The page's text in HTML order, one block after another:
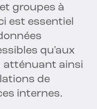
groupes à
est essentiel
qu'aux
atténuant ainsi
de
internes.